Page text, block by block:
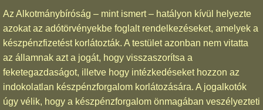
Az Alkotmánybíróság – mint ismert – hatályon kívül helyezte
azokat az adótörvényekbe foglalt rendelkezéseket, amelyek a
készpénzfizetést korlátozták. A testület azonban nem vitatta
az államnak azt a jogát, hogy visszaszorítsa a
feketegazdaságot, illetve hogy intézkedéseket hozzon az
indokolatlan készpénzforgalom korlátozására. A jogalkotók
úgy vélik, hogy a készpénzforgalom önmagában veszélyezteti